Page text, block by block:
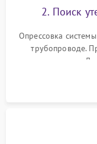
2. Поиск
Опрессовка
трубопроводе.
течеискателем.
продувка